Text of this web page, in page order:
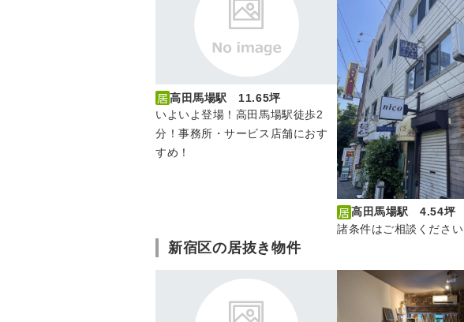
高田馬場駅 11.65坪
いよいよ登場！高田馬場駅徒歩2
分！事務所・サービス店舗におす
すめ！
高田馬場駅 4.54坪
諸条件はご相談ください
新宿区の居抜き物件